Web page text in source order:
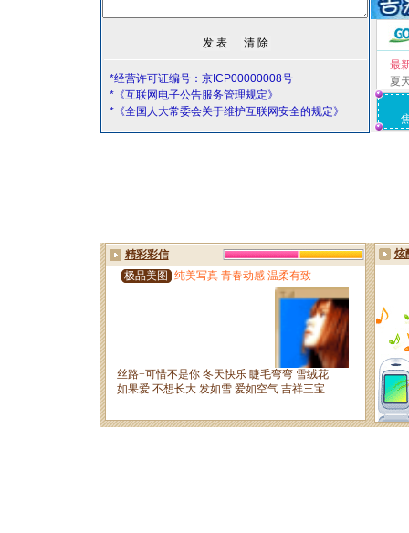
*经营许可证编号：京ICP00000008号
*《互联网电子公告服务管理规定》
*《全国人大常委会关于维护互联网安全的规定》
最
夏